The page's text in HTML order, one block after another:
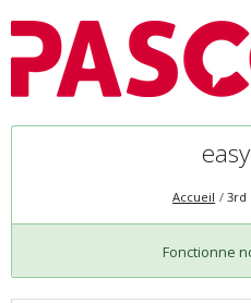
Accueil 3rd
Fonctionne